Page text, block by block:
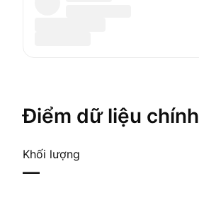
Điểm dữ liệu chính
Khối lượng
—